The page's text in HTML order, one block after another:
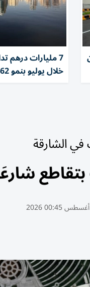
7 مليارات درهم
خلال يوليو بنمو 62%
الشارقة